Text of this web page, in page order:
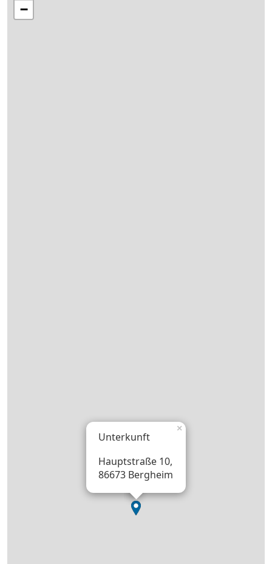
Unterkunft
Hauptstraße 10,
86673 Bergheim
×
−